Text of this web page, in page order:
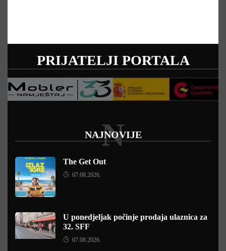
PRIJATELJI PORTALA
NAJNOVIJE
N
The Get Out
07.08.2026.
U ponedjeljak počinje prodaja ulaznica za
32. SFF
07.08.2026.